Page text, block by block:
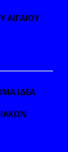
ΑΙΓΑΙΟΥ
ΙΔΕΑ